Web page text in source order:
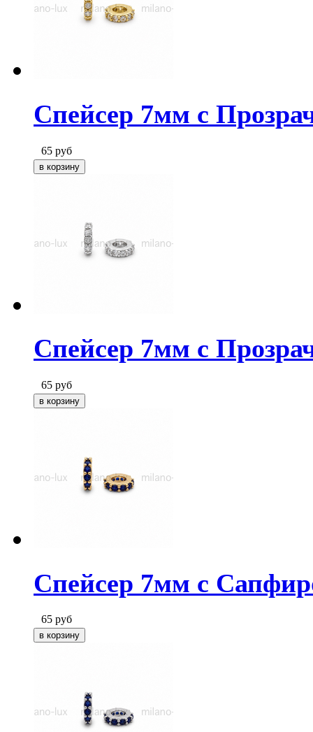
Спейсер 7мм с
65 руб
Спейсер 7мм с
65 руб
Спейсер 7мм с
65 руб